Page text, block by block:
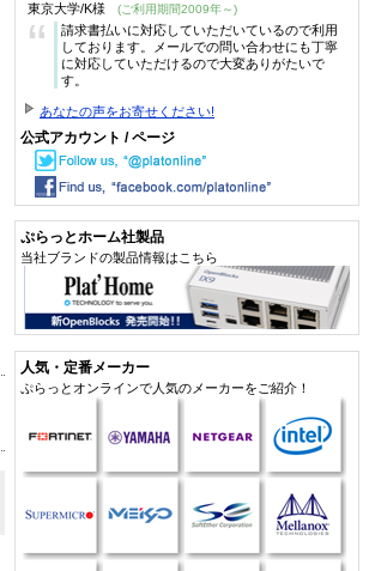
東京大学/K様 (ご利用期間2009年～)
“
請求書払いに対応していただいているので利用
しております。メールでの問い合わせにも丁寧
に対応していただけるので大変ありがたいで
す。
あなたの声をお寄せください!
公式アカウント / ページ
ぷらっとホーム社製品
当社ブランドの製品情報はこちら
人気・定番メーカー
ぷらっとオンラインで人気のメーカーをご紹介！